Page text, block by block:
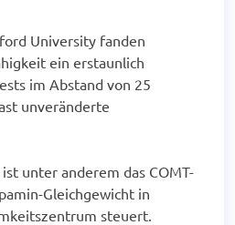
University fanden
ein erstaunlich
im Abstand von 25
unveränderte
unter anderem das COMT-
Gleichgewicht in
steuert.